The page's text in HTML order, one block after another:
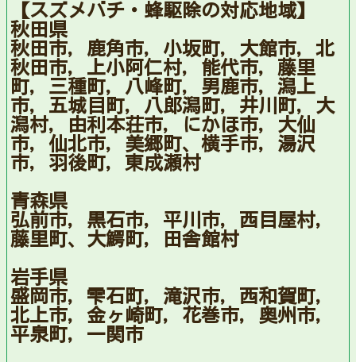
【スズメバチ・蜂駆除の対応地域】
秋田県
秋田市，鹿角市，小坂町，大館市，北
秋田市，上小阿仁村，能代市，藤里
町，三種町，八峰町，男鹿市，潟上
市，五城目町，八郎潟町，井川町，大
潟村，由利本荘市，にかほ市，大仙
市，仙北市，美郷町、横手市，湯沢
市，羽後町，東成瀬村
青森県
弘前市，黒石市，平川市，西目屋村，
藤里町、大鰐町，田舎館村
岩手県
盛岡市，雫石町，滝沢市，西和賀町，
北上市，金ヶ崎町，花巻市，奥州市，
平泉町，一関市